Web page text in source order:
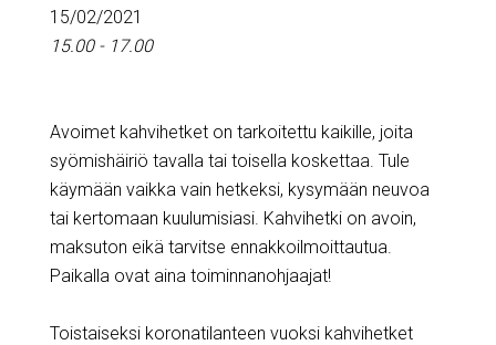
15/02/2021
15.00 - 17.00
Avoimet kahvihetket on tarkoitettu kaikille, joita
syömishäiriö tavalla tai toisella koskettaa. Tule
käymään vaikka vain hetkeksi, kysymään neuvoa
tai kertomaan kuulumisiasi. Kahvihetki on avoin,
maksuton eikä tarvitse ennakkoilmoittautua.
Paikalla ovat aina toiminnanohjaajat!
Toistaiseksi koronatilanteen vuoksi kahvihetket